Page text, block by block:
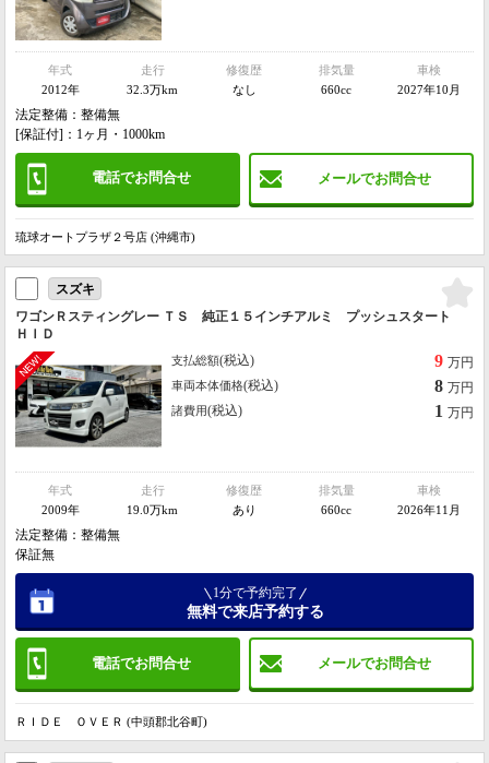
年式
2012年
走行
32.3万km
修復歴
なし
排気量
660cc
車検
2027年10月
法定整備：整備無
[保証付]：1ヶ月・1000km
電話でお問合せ メールでお問合せ
琉球オートプラザ２号店 (沖縄市)
スズキ
ワゴンＲスティングレー ＴＳ 純正１５インチアルミ プッシュスタート
ＨＩＤ
支払総額(税込) 9 万円
車両本体価格(税込) 8 万円
諸費用(税込) 1 万円
年式
2009年
走行
19.0万km
修復歴
あり
排気量
660cc
車検
2026年11月
法定整備：整備無
保証無
電話でお問合せ メールでお問合せ
1分で予約完了
無料で来店予約する
ＲＩＤＥ ＯＶＥＲ (中頭郡北谷町)